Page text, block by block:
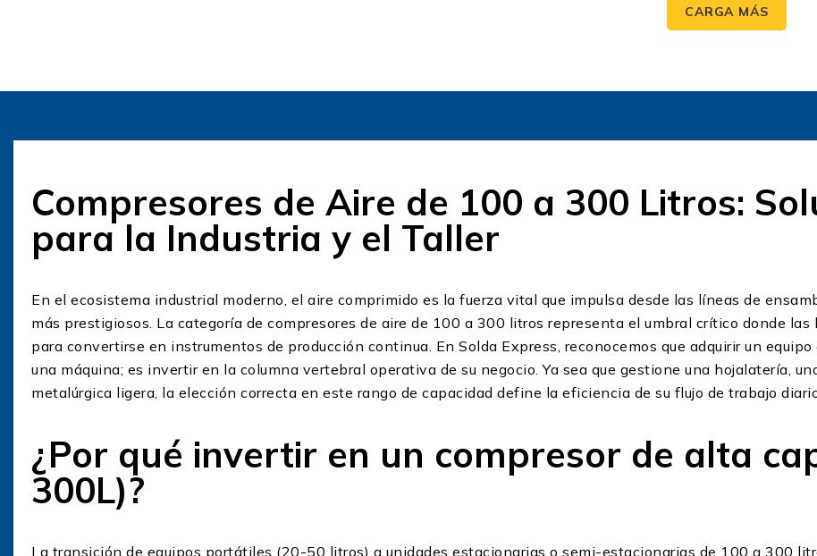
CARGA MÁS
Compresores de Aire de 100 a 300 Litros:
para la Industria y el Taller
En el ecosistema industrial moderno, el aire comprimido es la fuerza vital que impulsa desde las líneas de
más prestigiosos. La categoría de compresores de aire de 100 a 300 litros representa el umbral crítico donde
para convertirse en instrumentos de producción continua. En Solda Express, reconocemos que adquirir un
una máquina; es invertir en la columna vertebral operativa de su negocio. Ya sea que gestione una hojalatería,
metalúrgica ligera, la elección correcta en este rango de capacidad define la eficiencia de su flujo de trabajo
¿Por qué invertir en un compresor de alta
300L)?
La transición de equipos portátiles (20-50 litros) a unidades estacionarias o semi-estacionarias de 100 a 300